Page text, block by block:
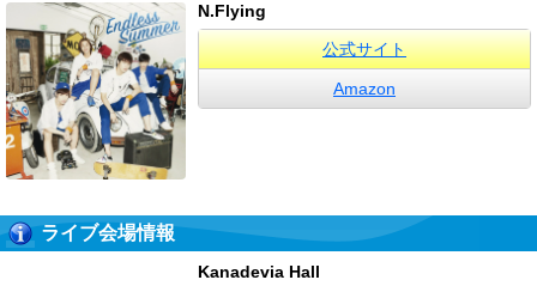
N.Flying
公式サイト
Amazon
ライブ会場情報
Kanadevia Hall